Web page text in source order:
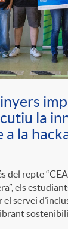
la
la
del repte
els
servei